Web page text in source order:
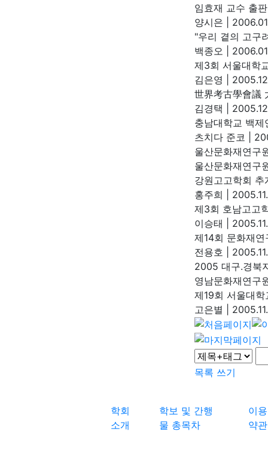
임효재 교수 출
양시은
"우리 곁의 고구
백종오
제3회 서울대학
김은영
世界考古學會議
김경택
충남대학교 백
츠치다 준코
울산문화재연구
울산문화재연구
강원고고학회
홍주희
제3회 호남고고
이승태
제14회 문화재
전용호
2005 대구.경북
영남문화재연구
제19회 서울대
고은별
목록 쓰기
학회
소개
학보 및 간행
물 총목차
이용
약관